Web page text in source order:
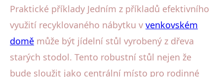
Praktické příklady Jedním z příkladů efektivního
využití recyklovaného nábytku v venkovském
domě může být jídelní stůl vyrobený z dřeva
starých stodol. Tento robustní stůl nejen že
bude sloužit jako centrální místo pro rodinné